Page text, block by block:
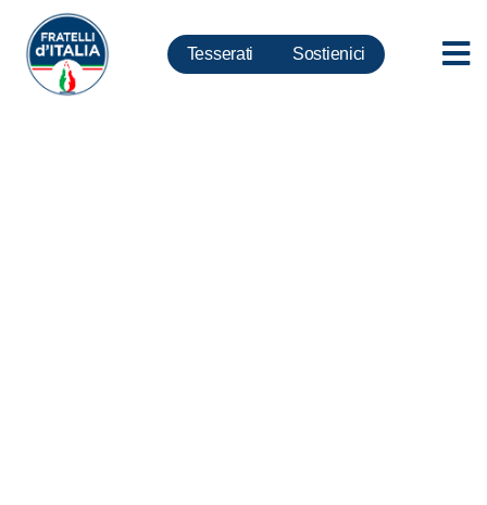
Tesserati Sostienici